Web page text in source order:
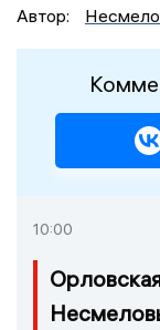
Автор:
10:00